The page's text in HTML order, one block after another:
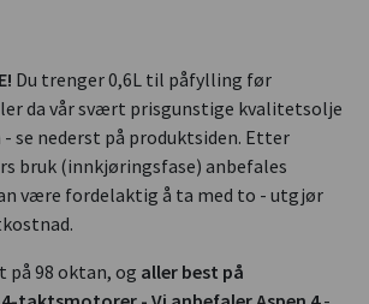
Du trenger 0,6L til påfylling før
da vår svært prisgunstige kvalitetsolje
- se nederst på produktsiden. Etter
bruk (innkjøringsfase) anbefales
være fordelaktig å ta med to - utgjør
på 98 oktan, og aller best på